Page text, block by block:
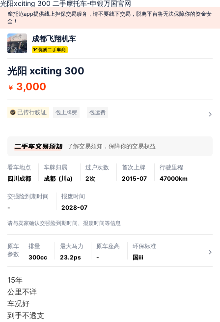
光阳xciting 300 二手摩托车-申银万国官网
摩托范app提供线上担保交易服务，请不要线下交易，脱离平台将无法保障你的资金安
全！
成都飞翔机车
光阳 xciting 300
￥ 3,000
已传行驶证 包上牌费 包运费
了解交易须知，保障你的交易权益
看车地点
四川成都
车牌归属
成都 (川a)
过户次数
2次
首次上牌
2015-07
行驶里程
47000km
交强险到期时间
-
报废时间
2028-07
请与卖家确认交强险到期时间、报废时间等信息
原车
参数
排量
300cc
最大马力
23.2ps
原车座高
-
环保标准
国ⅲ
15年
公里不详
车况好
到手不透支